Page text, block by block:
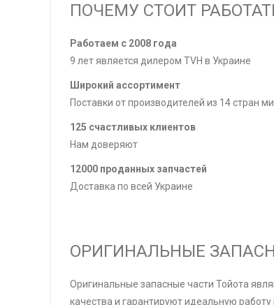
ПОЧЕМУ СТОИТ
Работаем с 2008 года
9 лет является дилером TVH в Украине
Широкий ассортимент
Поставки от производителей из 14 стран
125 счастливых клиентов
Нам доверяют
12000 проданных запчастей
Доставка по всей Украине
ОРИГИНАЛЬНЫЕ
Оригинальные запасные части Тойота
качества и гарантируют идеальную